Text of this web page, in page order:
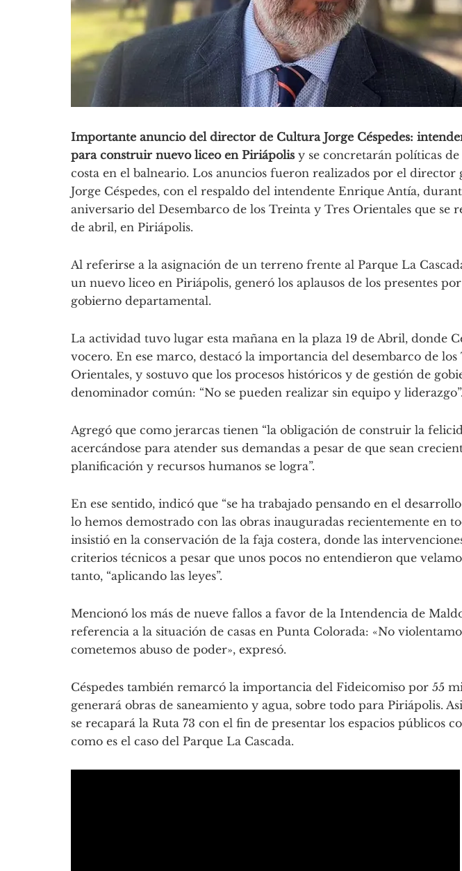
Importante anuncio del director de Cultura Jorge Céspedes:
para construir nuevo liceo en Piriápolisy se concretarán políticas
costa en el balneario. Los anuncios fueron realizados por el director
Jorge Céspedes, con el respaldo del intendente Enrique Antía,
aniversario del Desembarco de los Treinta y Tres Orientales que se
de abril, en Piriápolis.
Al referirse a la asignación de un terreno frente al Parque La
un nuevo liceo en Piriápolis, generó los aplausos de los presentes
gobierno departamental.
La actividad tuvo lugar esta mañana en la plaza 19 de Abril, donde
vocero. En ese marco, destacó la importancia del desembarco de
Orientales, y sostuvo que los procesos históricos y de gestión de
denominador común: “No se pueden realizar sin equipo y liderazgo”.
Agregó que como jerarcas tienen “la obligación de construir la
acercándose para atender sus demandas a pesar de que sean
planificación y recursos humanos se logra”.
En ese sentido, indicó que “se ha trabajado pensando en el
lo hemos demostrado con las obras inauguradas recientemente en
insistió en la conservación de la faja costera, donde las
criterios técnicos a pesar que unos pocos no entendieron que
tanto, “aplicando las leyes”.
Mencionó los más de nueve fallos a favor de la Intendencia de
referencia a la situación de casas en Punta Colorada: «No
cometemos abuso de poder», expresó.
Céspedes también remarcó la importancia del Fideicomiso por 55
generará obras de saneamiento y agua, sobre todo para Piriápolis.
se recapará la Ruta 73 con el fin de presentar los espacios públicos
como es el caso del Parque La Cascada.